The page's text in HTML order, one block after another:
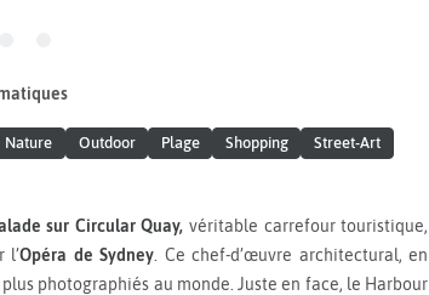
Nature Outdoor Plage Shopping
Street-Art
sur Circular Quay, véritable carrefour touristique,
l’Opéra de Sydney . Ce chef-d’œuvre architectural, en
photographiés au monde. Juste en face, le Harbour